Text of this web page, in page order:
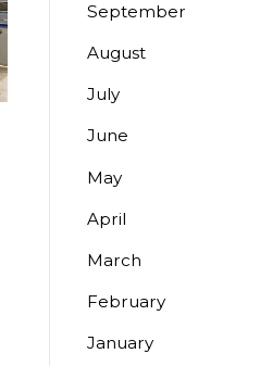
September
August
July
June
May
April
March
February
January